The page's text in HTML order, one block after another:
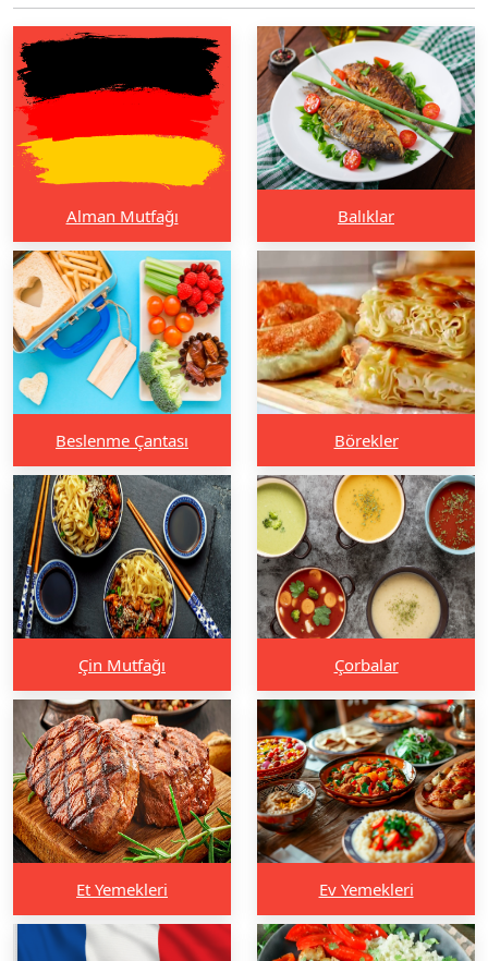
Alman Mutfağı Balıklar
Beslenme Çantası Börekler
Çin Mutfağı Çorbalar
Et Yemekleri Ev Yemekleri